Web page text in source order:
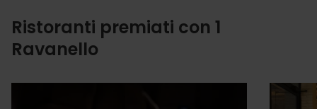
Ristoranti premiati con 1
Ravanello